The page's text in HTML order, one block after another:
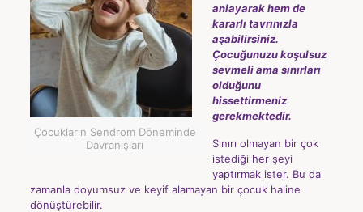
Çocukların Sendrom Döneminde
Davranışları
anlayarak hem de
kararlı tavrınızla
aşabilirsiniz.
Çocuğunuzu koşulsuz
sevmeli ama sınırları
olduğunu
hissettirmeniz
gerekmektedir.
Sınırı olmayan bir çok
istediği her şeyi
yaptırmak ister. Bu da
zamanla doyumsuz ve keyif alamayan bir çocuk haline
dönüştürebilir.